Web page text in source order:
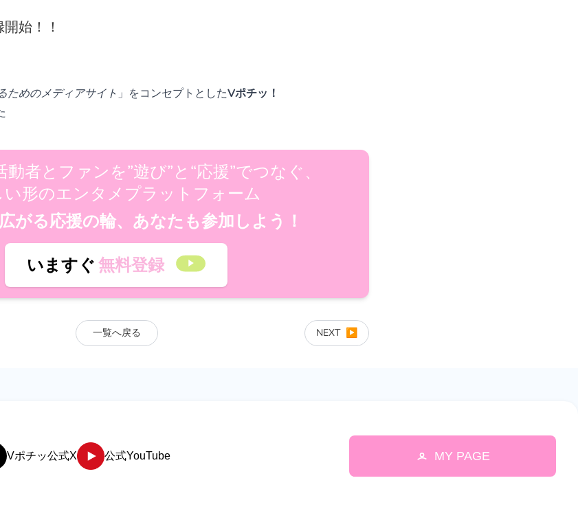
始！！
ためのメディアサイト 」をコンセプトとしたVポチッ！
者とファンを”遊び”と“応援”でつなぐ、
い形のエンタメプラットフォーム
がる応援の輪、あなたも参加しよう！
いますぐ無料登録
一覧へ戻る NEXT ▶
Vポチッ公式X 公式YouTube MY PAGE